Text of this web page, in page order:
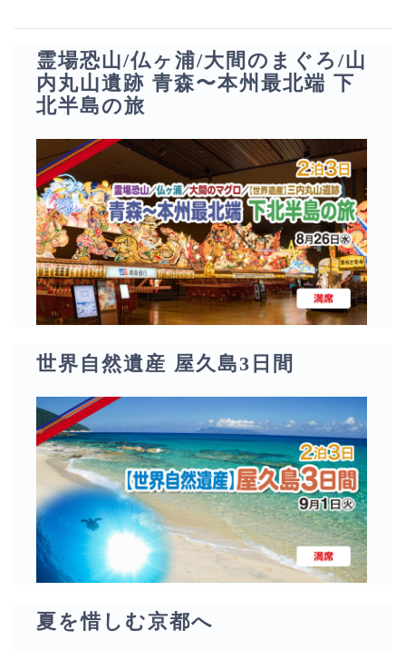
霊場恐山/仏ヶ浦/大間のまぐろ/山
内丸山遺跡 青森〜本州最北端 下
北半島の旅
世界自然遺産 屋久島3日間
夏を惜しむ京都へ